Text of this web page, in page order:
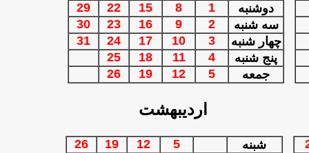
29
22 15 8 1
دوشنبه
30
23 16 9 2
سه شنبه
31
24 17 10 3
چهار شنبه
25
18 11 4
پنج شنبه
26
19 12 5 جمعه
اردیبهشت
26 19 12 5
شبنه